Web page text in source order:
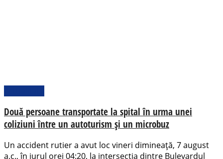
Două persoane transportate la spital în urma unei
coliziuni între un autoturism și un microbuz
Un accident rutier a avut loc vineri dimineață, 7 august
a.c., în jurul orei 04:20, la intersecția dintre Bulevardul